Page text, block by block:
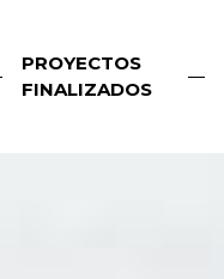
PROYECTOS
FINALIZADOS